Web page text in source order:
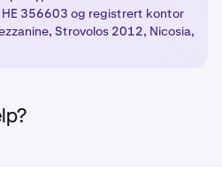
356603 og registrert kontor
Strovolos 2012, Nicosia,